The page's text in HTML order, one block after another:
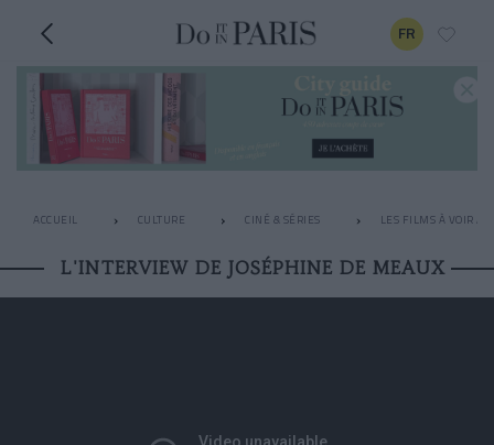
FR
ACCUEIL CULTURE CINÉ & SÉRIES LES FILMS À VOIR
L'INTERVIEW DE JOSÉPHINE DE MEAUX